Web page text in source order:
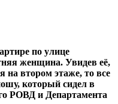
по улице
женщина. Увидев её,
на втором этаже, то все
который сидел в
РОВД и Департамента